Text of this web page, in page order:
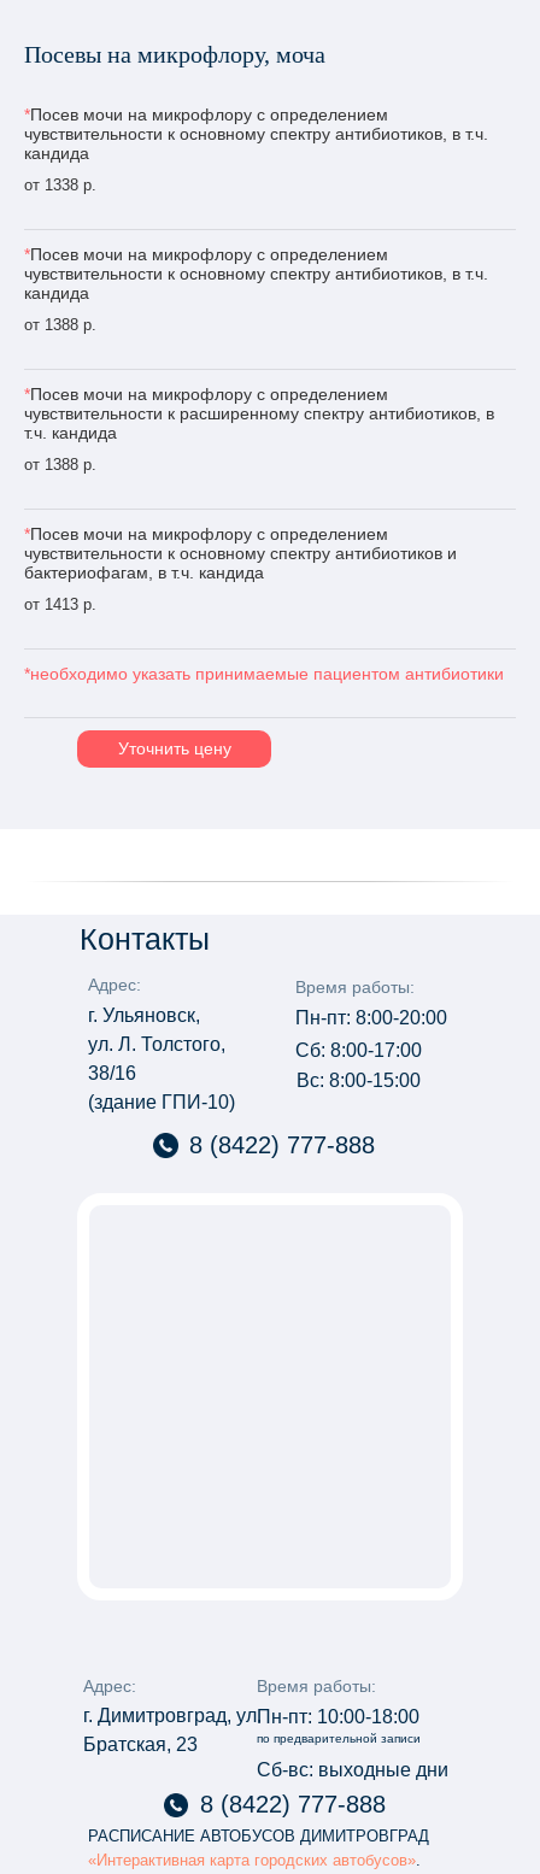
Посевы на микрофлору, моча
*Посев мочи на микрофлору с определением
чувствительности к основному спектру антибиотиков, в т.ч.
кандида
от 1338 р.
*Посев мочи на микрофлору с определением
чувствительности к основному спектру антибиотиков, в т.ч.
кандида
от 1388 р.
*Посев мочи на микрофлору с определением
чувствительности к расширенному спектру антибиотиков, в
т.ч. кандида
от 1388 р.
*Посев мочи на микрофлору с определением
чувствительности к основному спектру антибиотиков и
бактериофагам, в т.ч. кандида
от 1413 р.
*необходимо указать принимаемые пациентом антибиотики
Уточнить цену
Контакты
Пн-пт: 8:00-20:00
г. Ульяновск,
ул. Л. Толстого,
38/16
(здание ГПИ-10)
Адрес:
Сб: 8:00-17:00
Вс: 8:00-15:00
Время работы:
8 (8422) 777-888
г. Димитровград, ул.
Братская, 23
Адрес:
РАСПИСАНИЕ АВТОБУСОВ ДИМИТРОВГРАД
«Интерактивная карта городских автобусов».
Время работы:
Пн-пт: 10:00-18:00
Сб-вс: выходные дни
8 (8422) 777-888
по предварительной записи